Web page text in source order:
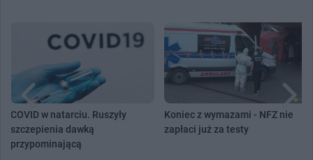
COVID w natarciu. Ruszyły
szczepienia dawką
przypominającą
Koniec z wymazami - NFZ nie
zapłaci już za testy